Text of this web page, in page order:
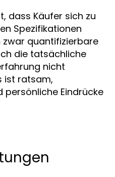
dass Käufer sich zu
Spezifikationen
zwar quantifizierbare
die tatsächliche
nicht
ist ratsam,
persönliche Eindrücke